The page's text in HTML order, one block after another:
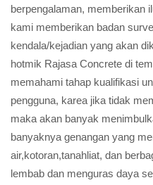
berpengalaman, memberikan
kami memberikan badan
kendala/kejadian yang akan
hotmik Rajasa Concrete di
memahami tahap kualifikasi
pengguna, karea jika tidak
maka akan banyak
banyaknya genangan yang
air,kotoran,tanahliat, dan
lembab dan menguras daya